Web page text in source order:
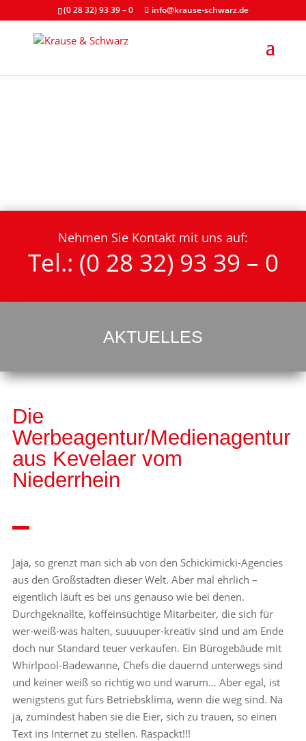
(0 28 32) 93 39 – 0 info@krause-schwarz.de
Nehmen Sie Kontakt mit uns auf:
Tel.: (0 28 32) 93 39 – 0
AKTUELLES
Die
Werbeagentur/Medienagentur
aus Kevelaer vom
Niederrhein
Jaja, so grenzt man sich ab von den Schickimicki-Agencies
aus den Großstädten dieser Welt. Aber mal ehrlich –
eigentlich läuft es bei uns genauso wie bei denen.
Durchgeknallte, koffeinsüchtige Mitarbeiter, die sich für
wer-weiß-was halten, suuuuper-kreativ sind und am Ende
doch nur Standard teuer verkaufen. Ein Bürogebäude mit
Whirlpool-Badewanne, Chefs die dauernd unterwegs sind
und keiner weiß so richtig wo und warum… Aber egal, ist
wenigstens gut fürs Betriebsklima, wenn die weg sind. Na
ja, zumindest haben sie die Eier, sich zu trauen, so einen
Text ins Internet zu stellen. Räspäckt!!!